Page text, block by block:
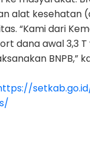
alat kesehatan
“Kami dari
dana awal 3,3
BNPB,”